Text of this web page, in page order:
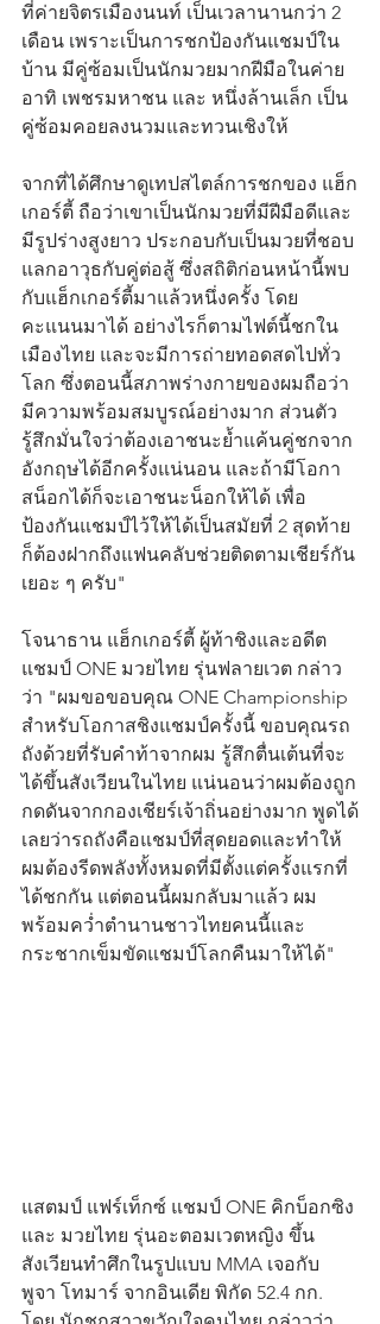
ที่ค่ายจิตรเมืองนนท์ เป็นเวลานานกว่า 2
เดือน เพราะเป็นการชกป้องกันแชมป์ใน
บ้าน มีคู่ซ้อมเป็นนักมวยมากฝีมือในค่าย
อาทิ เพชรมหาชน และ หนึ่งล้านเล็ก เป็น
คู่ซ้อมคอยลงนวมและทวนเชิงให้
จากที่ได้ศึกษาดูเทปสไตล์การชกของ แฮ็ก
เกอร์ตี้ ถือว่าเขาเป็นนักมวยที่มีฝีมือดีและ
มีรูปร่างสูงยาว ประกอบกับเป็นมวยที่ชอบ
แลกอาวุธกับคู่ต่อสู้ ซึ่งสถิติก่อนหน้านี้พบ
กับแฮ็กเกอร์ตี้มาแล้วหนึ่งครั้ง โดย
คะแนนมาได้ อย่างไรก็ตามไฟต์นี้ชกใน
เมืองไทย และจะมีการถ่ายทอดสดไปทั่ว
โลก ซึ่งตอนนี้สภาพร่างกายของผมถือว่า
มีความพร้อมสมบูรณ์อย่างมาก ส่วนตัว
รู้สึกมั่นใจว่าต้องเอาชนะย้ำแค้นคู่ชกจาก
อังกฤษได้อีกครั้งแน่นอน และถ้ามีโอกา
สน็อกได้ก็จะเอาชนะน็อกให้ได้ เพื่อ
ป้องกันแชมป์ไว้ให้ได้เป็นสมัยที่ 2 สุดท้าย
ก็ต้องฝากถึงแฟนคลับช่วยติดตามเชียร์กัน
เยอะ ๆ ครับ"
โจนาธาน แฮ็กเกอร์ตี้ ผู้ท้าชิงและอดีต
แชมป์ ONE มวยไทย รุ่นฟลายเวต กล่าว
ว่า "ผมขอขอบคุณ ONE Championship
สำหรับโอกาสชิงแชมป์ครั้งนี้ ขอบคุณรถ
ถังด้วยที่รับคำท้าจากผม รู้สึกตื่นเต้นที่จะ
ได้ขึ้นสังเวียนในไทย แน่นอนว่าผมต้องถูก
กดดันจากกองเชียร์เจ้าถิ่นอย่างมาก พูดได้
เลยว่ารถถังคือแชมป์ที่สุดยอดและทำให้
ผมต้องรีดพลังทั้งหมดที่มีตั้งแต่ครั้งแรกที่
ได้ชกกัน แต่ตอนนี้ผมกลับมาแล้ว ผม
พร้อมคว่ำตำนานชาวไทยคนนี้และ
กระชากเข็มขัดแชมป์โลกคืนมาให้ได้"
แสตมป์ แฟร์เท็กซ์ แชมป์ ONE คิกบ็อกซิง
และ มวยไทย รุ่นอะตอมเวตหญิง ขึ้น
สังเวียนทำศึกในรูปแบบ MMA เจอกับ
พูจา โทมาร์ จากอินเดีย พิกัด 52.4 กก.